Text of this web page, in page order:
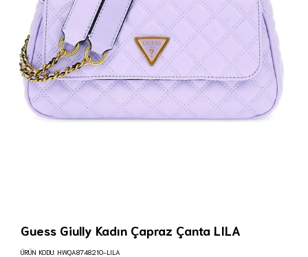
Guess Giully Kadın Çapraz Çanta LILA
ÜRÜN KODU: HWQA8748210-LILA